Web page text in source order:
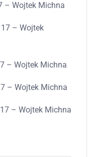
– Wojtek Michna
– Wojtek
– Wojtek Michna
– Wojtek Michna
– Wojtek Michna